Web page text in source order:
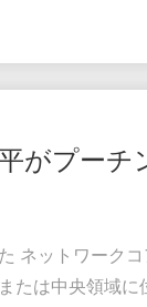
がプーチ
ネットワーク
たは中央領域に